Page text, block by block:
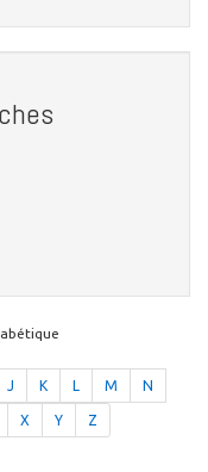
J K L M N
X Y Z